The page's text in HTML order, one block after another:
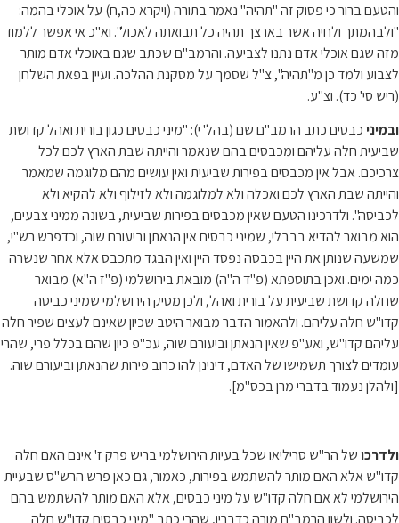
והטעם ברור כי פסוק זה "תהיה" נאמר בתורה (ויקרא כה,ח) על אוכלי בהמה:
"ולבהמתך ולחיה אשר בארצך תהיה כל תבואתה לאכול". וא"כ אי אפשר ללמוד
מזה שגם אוכלי אדם נתנו לצביעה. והרמב"ם שכתב שגם באוכלי אדם מותר
לצבוע ולמד כן מ"תהיה", צ"ל שסמך על מסקנת ההלכה. ועיין בפאת השלחן
(ריש סי' כד). וצ"ע.
ובמיניכבסים כתב הרמב"ם שם (בהל' י): "מיני כבסים כגון בורית ואהל קדושת
שביעית חלה עליהם ומכבסים בהם שנאמר והייתה שבת הארץ לכם לכל
צרכיכם. אבל אין מכבסים בפירות שביעית ואין עושים מהם מלוגמה שמאמר
והייתה שבת הארץ לכם ואכלה ולא למלוגמה ולא לזילוף ולא להקיא ולא
לכביסה". ולדרכינו הטעם שאין מכבסים בפירות שביעית, בשונה ממיני צבעים,
הוא מבואר להדיא בבבלי, שמיני כבסים אין הנאתן וביעורם שוה, וכדפרש רש"י,
שמשעה שנותן את היין בכבסה נפסד היין ואין הבגד מתכבס אלא אחר שנשרה
כמה ימים. ואכן בתוספתא (פ"ד ה"ה) מובאת בירושלמי (פ"ז ה"א) מבואר
שחלה קדושת שביעית על בורית ואהל, ולכן מסיק הירושלמי שמיני כביסה
קדו"ש חלה עליהם. ולהאמור הדבר מבואר היטב שכיון שאינם לעצים שפיר חלה
עליהם קדו"ש, ואע"פ שאין הנאתן וביעורם שוה, עכ"פ כיון שהם בכלל פרי, שהרי
עומדים לצורך תשמישו של האדם, דינינן להו כרוב פירות שהנאתן וביעורם שוה.
[ולהלן נעמוד בדברי מרן בכס"מ].
ולדרכושל הר"ש סריליאו שכל בעיות הירושלמי בריש פרק ז' אינם האם חלה
קדו"ש אלא האם מותר להשתמש בפירות, כאמור, גם כאן פרש הרש"ס שבעיית
הירושלמי לא אם חלה קדו"ש על מיני כבסים, אלא האם מותר להשתמש בהם
לכביסה. ולשון הרמב"ם מורה כדבריו, שהרי כתב "מיני כבסים קדו"ש חלה